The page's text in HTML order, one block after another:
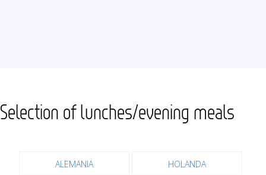
Selection of lunches/evening meals
ALEMANIA HOLANDA